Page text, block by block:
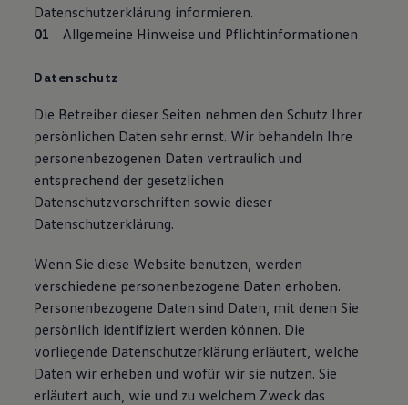
Datenschutzerklärung informieren.
Allgemeine Hinweise und Pflichtinformationen
Datenschutz
Die Betreiber dieser Seiten nehmen den Schutz Ihrer
persönlichen Daten sehr ernst. Wir behandeln Ihre
personenbezogenen Daten vertraulich und
entsprechend der gesetzlichen
Datenschutzvorschriften sowie dieser
Datenschutzerklärung.
Wenn Sie diese Website benutzen, werden
verschiedene personenbezogene Daten erhoben.
Personenbezogene Daten sind Daten, mit denen Sie
persönlich identifiziert werden können. Die
vorliegende Datenschutzerklärung erläutert, welche
Daten wir erheben und wofür wir sie nutzen. Sie
erläutert auch, wie und zu welchem Zweck das